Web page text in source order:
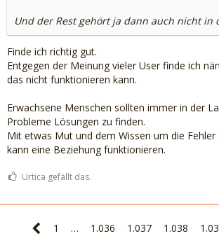
Und der Rest gehört ja dann auch nicht in
Finde ich richtig gut.
Entgegen der Meinung vieler User finde ich
das nicht funktionieren kann.
Erwachsene Menschen sollten immer in der
Probleme Lösungen zu finden.
Mit etwas Mut und dem Wissen um die Fehler
kann eine Beziehung funktionieren.
Urtica gefällt das.
1 … 1.036 1.037 1.038